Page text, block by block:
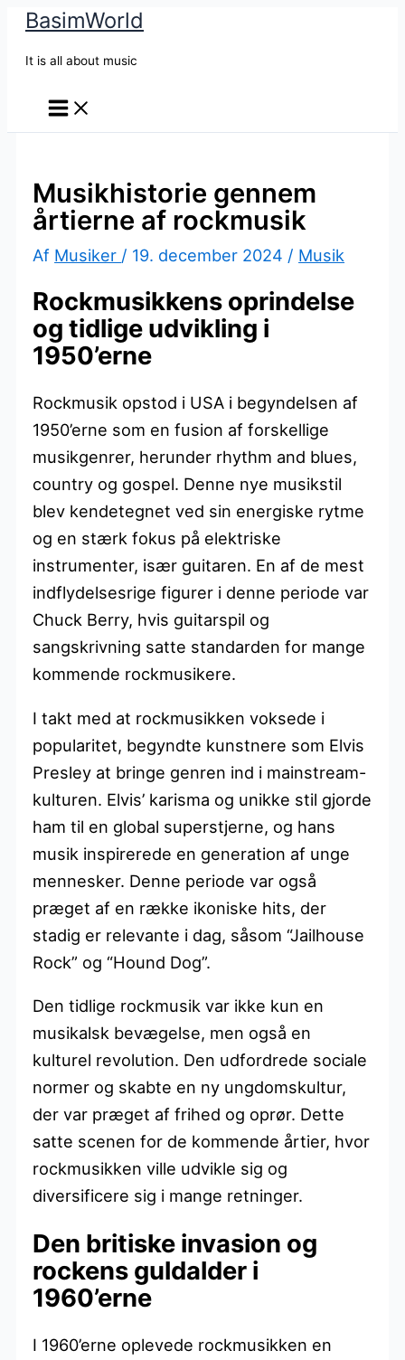
BasimWorld
It is all about music
Musikhistorie gennem
årtierne af rockmusik
Af Musiker / 19. december 2024 / Musik
Rockmusikkens oprindelse
og tidlige udvikling i
1950’erne
Rockmusik opstod i USA i begyndelsen af
1950’erne som en fusion af forskellige
musikgenrer, herunder rhythm and blues,
country og gospel. Denne nye musikstil
blev kendetegnet ved sin energiske rytme
og en stærk fokus på elektriske
instrumenter, især guitaren. En af de mest
indflydelsesrige figurer i denne periode var
Chuck Berry, hvis guitarspil og
sangskrivning satte standarden for mange
kommende rockmusikere.
I takt med at rockmusikken voksede i
popularitet, begyndte kunstnere som Elvis
Presley at bringe genren ind i mainstream-
kulturen. Elvis’ karisma og unikke stil gjorde
ham til en global superstjerne, og hans
musik inspirerede en generation af unge
mennesker. Denne periode var også
præget af en række ikoniske hits, der
stadig er relevante i dag, såsom “Jailhouse
Rock” og “Hound Dog”.
Den tidlige rockmusik var ikke kun en
musikalsk bevægelse, men også en
kulturel revolution. Den udfordrede sociale
normer og skabte en ny ungdomskultur,
der var præget af frihed og oprør. Dette
satte scenen for de kommende årtier, hvor
rockmusikken ville udvikle sig og
diversificere sig i mange retninger.
Den britiske invasion og
rockens guldalder i
1960’erne
I 1960’erne oplevede rockmusikken en